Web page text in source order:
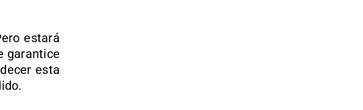
estará
garantice
esta